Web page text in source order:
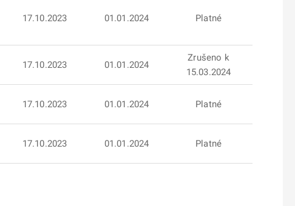
17.10.2023 01.01.2024 Platné
17.10.2023 01.01.2024
Zrušeno k
15.03.2024
17.10.2023 01.01.2024 Platné
17.10.2023 01.01.2024 Platné